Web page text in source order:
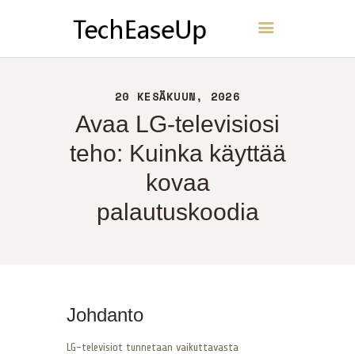
20 KESÄKUUN, 2026
Avaa LG-televisiosi
teho: Kuinka käyttää
kovaa
palautuskoodia
TechEaseUp
NOIN
YHTEYS
POLITIIKKA
Johdanto
LG-televisiot tunnetaan vaikuttavasta